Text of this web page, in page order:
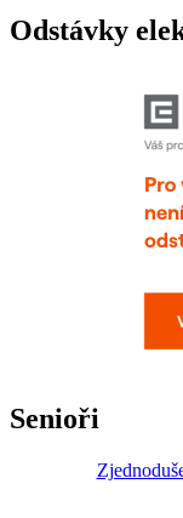
Odstávky
Senioři